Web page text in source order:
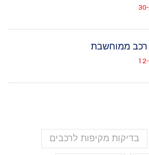
רכב ממוחשבת
בדיקות מקיפות לרכבים